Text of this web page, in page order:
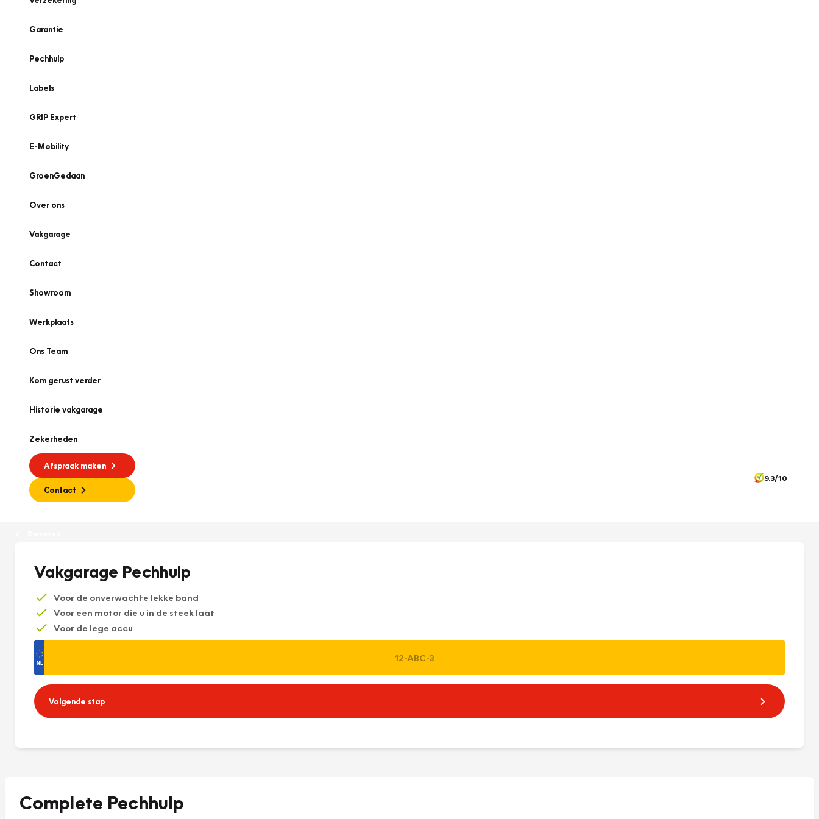
Garantie
Pechhulp
Labels
GRIP Expert
E-Mobility
GroenGedaan
Over ons
Vakgarage
Contact
Showroom
Werkplaats
Ons Team
Kom gerust verder
Historie vakgarage
Zekerheden
Afspraak maken
Contact
9.3/10
Vakgarage Pechhulp
Voor de onverwachte lekke band
Voor een motor die u in de steek laat
Voor de lege accu
Volgende stap
Complete Pechhulp